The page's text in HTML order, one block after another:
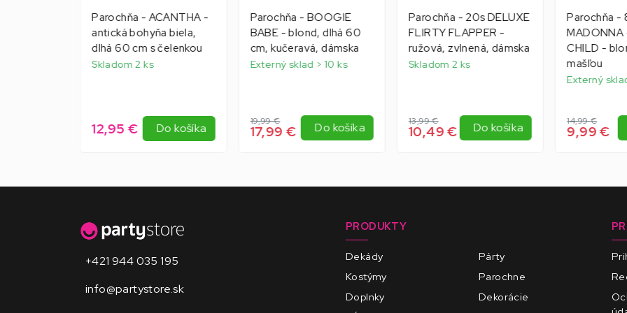
Parochňa - ACANTHA -
antická bohyňa biela,
dlhá 60 cm s čelenkou
Skladom 2 ks
12,95 € Do košíka
Parochňa - BOOGIE
BABE - blond, dlhá 60
cm, kučeravá, dámska
Externý sklad > 10 ks
19,99 €
17,99 € Do košíka
Parochňa - 20s DELUXE
FLIRTY FLAPPER -
ružová, zvlnená, dámska
Skladom 2 ks
13,99 €
10,49 € Do košíka
Parochňa -
MADONNA
CHILD -
mašľou
Externý
14,99 €
9,99 €
+421 944 035 195
info@partystore.sk
PRODUKTY
Dekády
Párty
Kostýmy
Parochne
Doplnky
Dekorácie